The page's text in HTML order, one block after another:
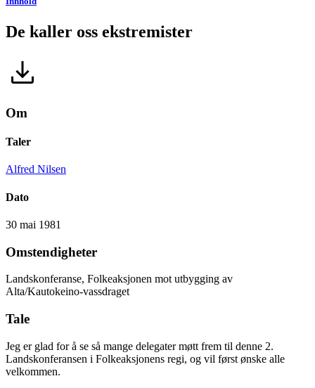
De kaller oss ekstremister
Om
Taler
Alfred Nilsen
Dato
30 mai 1981
Omstendigheter
Landskonferanse, Folkeaksjonen mot utbygging av
Alta/Kautokeino-vassdraget
Tale
Jeg er glad for å se så mange delegater møtt frem til denne 2.
Landskonferansen i Folkeaksjonens regi, og vil først ønske alle
velkommen.